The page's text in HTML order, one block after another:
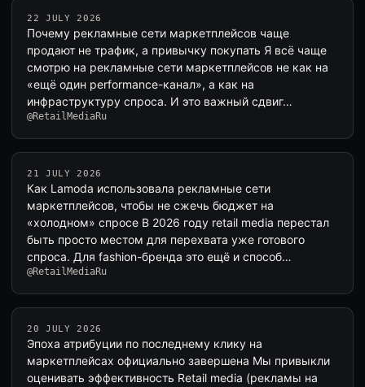
22 JULY 2026
Почему рекламные сети маркетплейсов чаще
продают не трафик, а привычку покупать Я всё чаще
смотрю на рекламные сети маркетплейсов не как на
«ещё один performance-канал», а как на
инфраструктуру спроса. И это важный сдвиг…
@RetailMediaRu
21 JULY 2026
Как Lamoda использовала рекламные сети
маркетплейсов, чтобы не сжечь бюджет на
«холодном» спросе В 2026 году retail media перестал
быть просто местом для перехвата уже готового
спроса. Для fashion-бренда это ещё и способ…
@RetailMediaRu
20 JULY 2026
Эпоха атрибуции по последнему клику на
маркетплейсах официально завершена Мы привыкли
оценивать эффективность Retail media (рекламы на